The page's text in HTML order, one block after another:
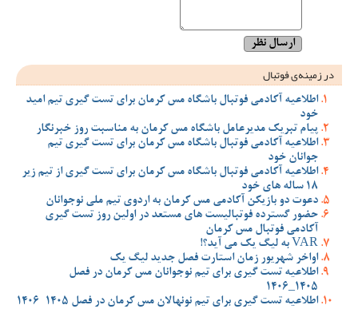
در زمینه‌ی فوتبال
اطلاعیه آکادمی فوتبال باشگاه مس کرمان برای تست گیری تیم امید
خود
پیام تبریک مدیرعامل باشگاه مس کرمان به مناسبت روز خبرنگار
اطلاعیه آکادمی فوتبال باشگاه مس کرمان برای تست گیری تیم
جوانان خود
اطلاعیه آکادمی فوتبال باشگاه مس کرمان برای تست گیری از تیم زیر
18 ساله های خود
دعوت دو بازیکن آکادمی مس کرمان به اردوی تیم ملی نوجوانان
حضور گسترده فوتبالیست های مستعد در اولین روز تست گیری
آکادمی فوتبال مس کرمان
VAR به لیگ یک می آید؟!
اواخر شهریور زمان استارت فصل جدید لیگ یک
اطلاعیه تست گیری برای تیم نوجوانان مس کرمان در فصل
1405_1406
اطلاعیه تست گیری برای تیم نونهالان مس کرمان در فصل 1405-1406